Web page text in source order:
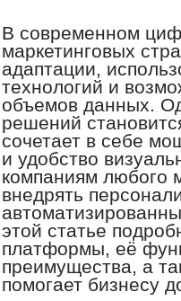
В современном
маркетинговых
адаптации,
технологий и
объемов данных.
решений
сочетает в себе
и удобство
компаниям любого
внедрять
этой статье
платформы, её
преимущества, а
помогает бизнесу